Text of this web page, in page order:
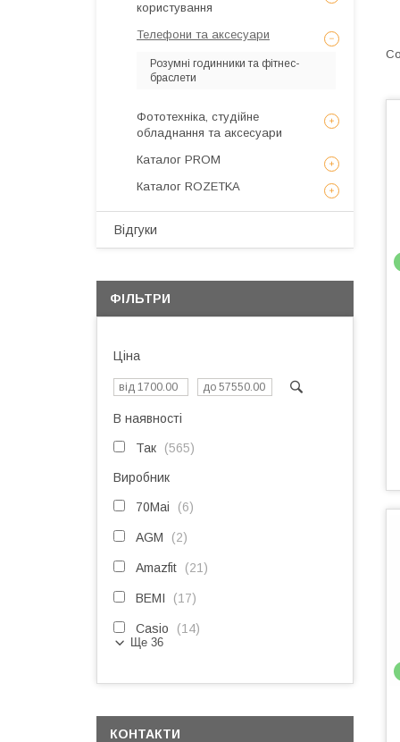
користування
Телефони та аксесуари
Розумні годинники та фітнес-
браслети
Фототехніка, студійне
обладнання та аксесуари
Каталог PROM
Каталог ROZETKA
Відгуки
ФІЛЬТРИ
Ціна
В наявності
Так 565
Виробник
70Mai 6
AGM 2
Amazfit 21
BEMI 17
Casio 14
Ще 36
КОНТАКТИ